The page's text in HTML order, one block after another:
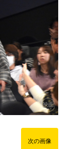
次の画像